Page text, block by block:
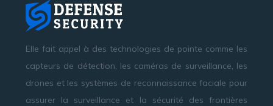
Elle fait appel à des technologies de pointe comme les
capteurs de détection, les caméras de surveillance, les
drones et les systèmes de reconnaissance faciale pour
assurer la surveillance et la sécurité des frontières